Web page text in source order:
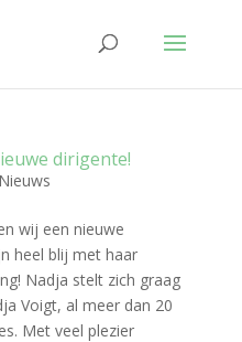
dirigente!
Nieuws
wij een nieuwe
heel blij met haar
Nadja stelt zich graag
Voigt, al meer dan 20
Met veel plezier